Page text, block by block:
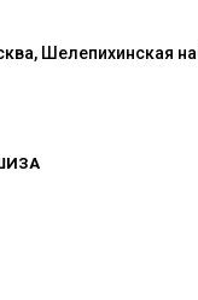
Шелепихинская